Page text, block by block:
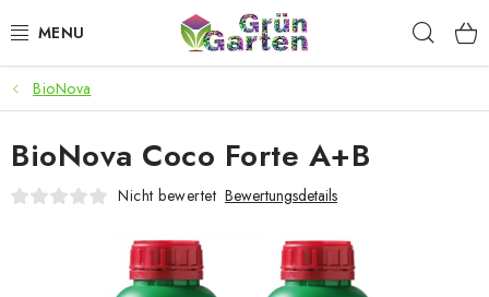
Inhalt
ANGEBOTE
LED PFLANZENLAMPEN
ANBAUBEDARF FÜR DEN HEIMANBAU
BioNova
BioNova Coco Forte A+B
Nicht bewertet Bewertungsdetails